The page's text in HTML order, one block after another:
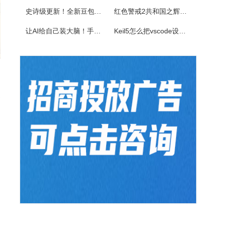
佳能Canon imageFORCE C5150 驱动
史诗级更新！全新豆包视频通话功能来了 红色警戒2共和国之辉快捷键
让AI给自己装大脑！手把手教你学会安装使用Agent Skill Keil5怎么把vscode设置外部编辑器